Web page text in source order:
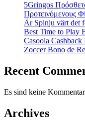
5Gringos
Προτεινόμενους
Är Spinju värt det
Best Time to Play
Casoola
Zoccer Bono de
Recent
Es sind keine
Archives